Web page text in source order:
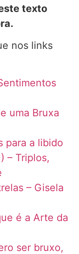
texto
nos links
uma Bruxa
para a libido
– Triplos,
– Gisela
é a Arte da
ser bruxo,